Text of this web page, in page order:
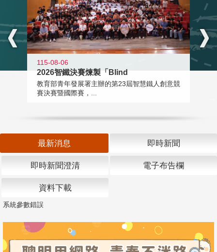
115-08-06
2026智鐵決賽煉製「Blind
教育部青年發展署主辦的第23屆智慧鐵人創意競
賽決賽暨國際賽，...
最新消息 即時新聞
即時新聞澄清 電子布告欄
資料下載
系統參數錯誤